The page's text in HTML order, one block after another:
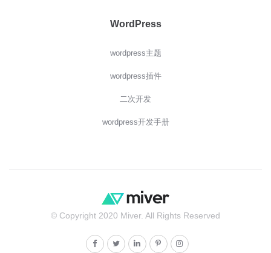
WordPress
wordpress主题
wordpress插件
二次开发
wordpress开发手册
© Copyright 2020 Miver. All Rights Reserved